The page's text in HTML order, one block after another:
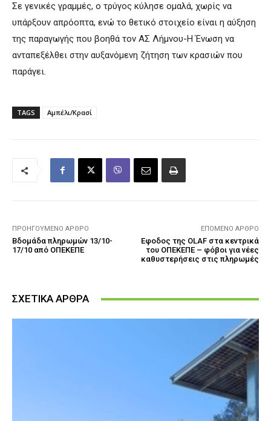
Σε γενικές γραμμές, ο τρύγος κύλησε ομαλά, χωρίς να
υπάρξουν απρόοπτα, ενώ το θετικό στοιχείο είναι η αύξηση
της παραγωγής που βοηθά τον ΑΣ Λήμνου-Η Ένωση να
ανταπεξέλθει στην αυξανόμενη ζήτηση των κρασιών που
παράγει.
TAGS Αμπέλι/Κρασί
ΠΡΟΗΓΟΎΜΕΝΟ ΆΡΘΡΟ
Βδομάδα πληρωμών 13/10-
17/10 από ΟΠΕΚΕΠΕ
ΕΠΌΜΕΝΟ ΆΡΘΡΟ
Εφοδος της OLAF στα κεντρικά
του ΟΠΕΚΕΠΕ – φόβοι για νέες
καθυστερήσεις στις πληρωμές
ΣΧΕΤΙΚΑ ΑΡΘΡΑ